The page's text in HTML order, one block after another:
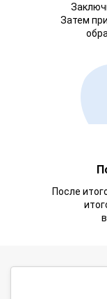
Затем
После